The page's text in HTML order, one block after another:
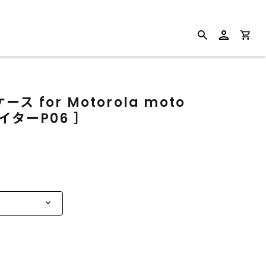
ケース for Motorola moto
ターP06 ］